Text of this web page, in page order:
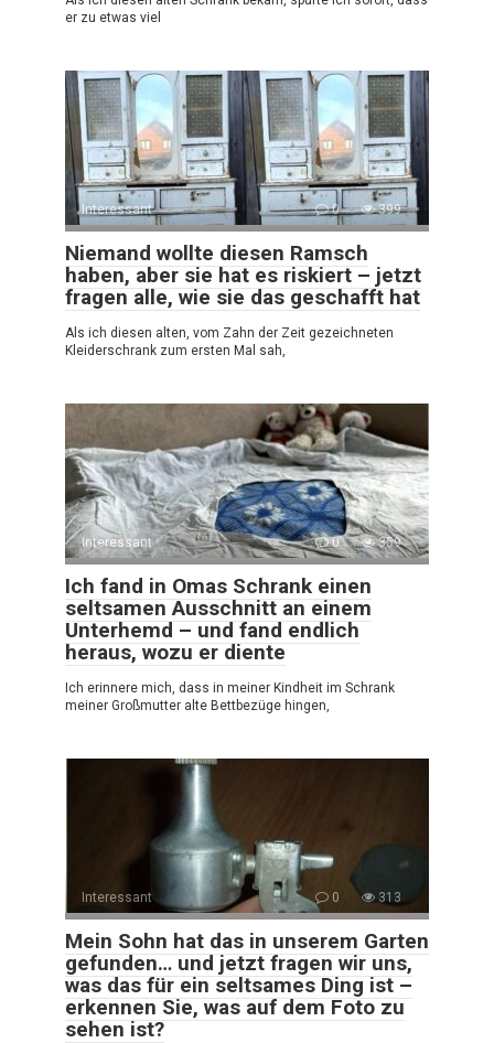
er zu etwas viel
Interessant 0 399
Niemand wollte diesen Ramsch
haben, aber sie hat es riskiert – jetzt
fragen alle, wie sie das geschafft hat
Als ich diesen alten, vom Zahn der Zeit gezeichneten
Kleiderschrank zum ersten Mal sah,
Interessant 0 359
Ich fand in Omas Schrank einen
seltsamen Ausschnitt an einem
Unterhemd – und fand endlich
heraus, wozu er diente
Ich erinnere mich, dass in meiner Kindheit im Schrank
meiner Großmutter alte Bettbezüge hingen,
Interessant 0 313
Mein Sohn hat das in unserem Garten
gefunden… und jetzt fragen wir uns,
was das für ein seltsames Ding ist –
erkennen Sie, was auf dem Foto zu
sehen ist?